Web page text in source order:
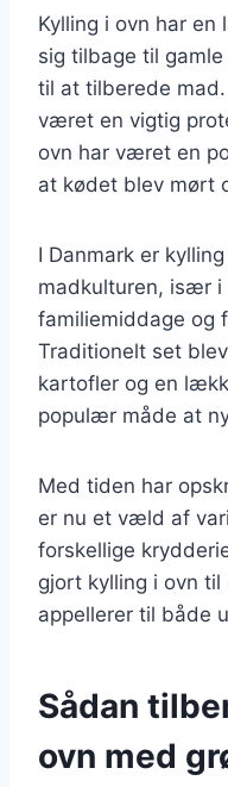
Kylling i ovn har
sig tilbage til
til at tilberede
været en vigtig
ovn har været en
at kødet blev mørt
I Danmark er
madkulturen, især i
familiemiddage og
Traditionelt set
kartofler og en
populær måde at
Med tiden har
er nu et væld af
forskellige
gjort kylling i ovn
appellerer til både
Sådan
ovn med